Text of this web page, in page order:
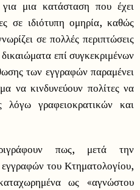
μια κατάσταση που έχει
σε ιδιότυπη ομηρία, καθώς
σε πολλές περιπτώσεις
δικαιώματα επί συγκεκριμένων
των εγγραφών παραμένει
να κινδυνεύουν πολίτες να
λόγω γραφειοκρατικών και
πως, μετά την
του Κτηματολογίου,
ως «αγνώστου